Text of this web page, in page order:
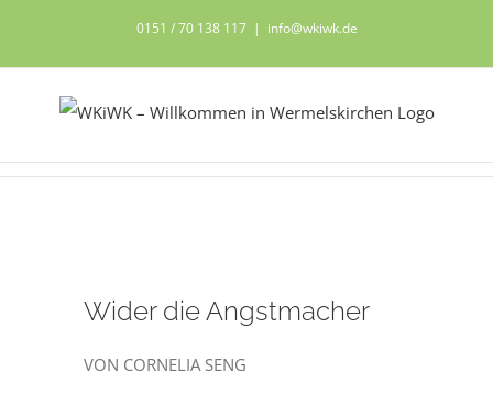
0151 / 70 138 117 | info@wkiwk.de
grösseres
Wider die Angstmacher
VON CORNELIA SENG